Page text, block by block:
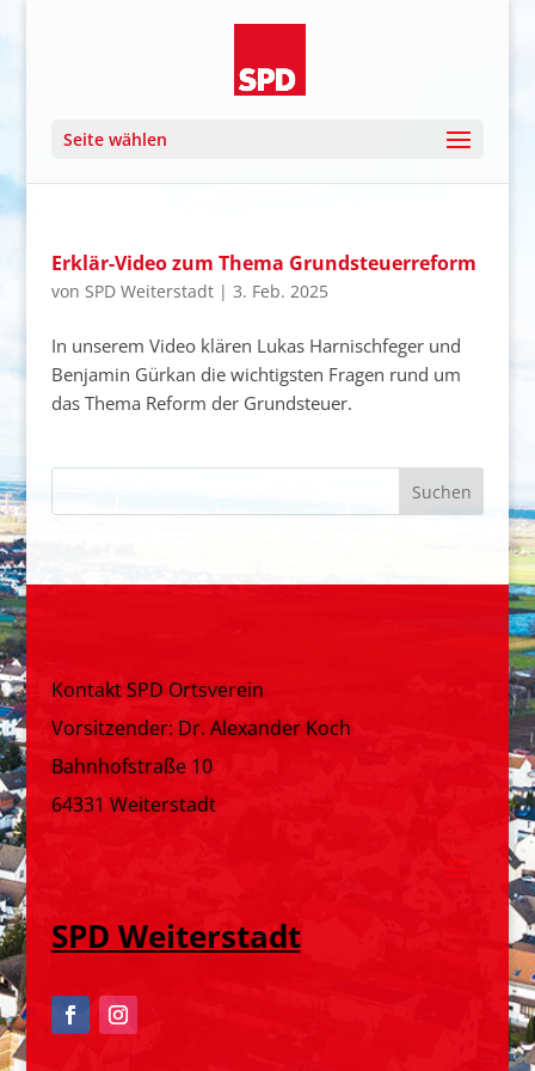
Seite wählen
Erklär-Video zum Thema Grundsteuerreform
von SPD Weiterstadt| 3. Feb. 2025
In unserem Video klären Lukas Harnischfeger und
Benjamin Gürkan die wichtigsten Fragen rund um
das Thema Reform der Grundsteuer.
Kontakt SPD Ortsverein
Vorsitzender: Dr. Alexander Koch
Bahnhofstraße 10
64331 Weiterstadt
SPD Weiterstadt